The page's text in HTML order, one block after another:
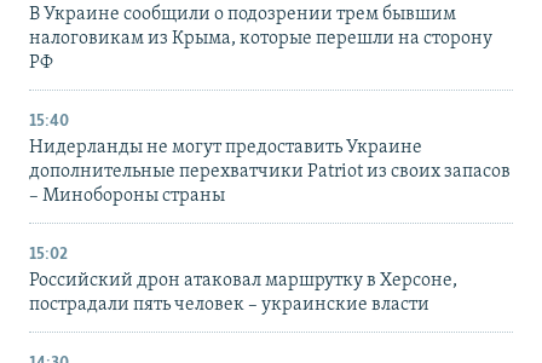
В Украине сообщили о подозрении трем бывшим
налоговикам из Крыма, которые перешли на сторону
РФ
15:40
Нидерланды не могут предоставить Украине
дополнительные перехватчики Patriot из своих запасов
– Минобороны страны
15:02
Российский дрон атаковал маршрутку в Херсоне,
пострадали пять человек – украинские власти